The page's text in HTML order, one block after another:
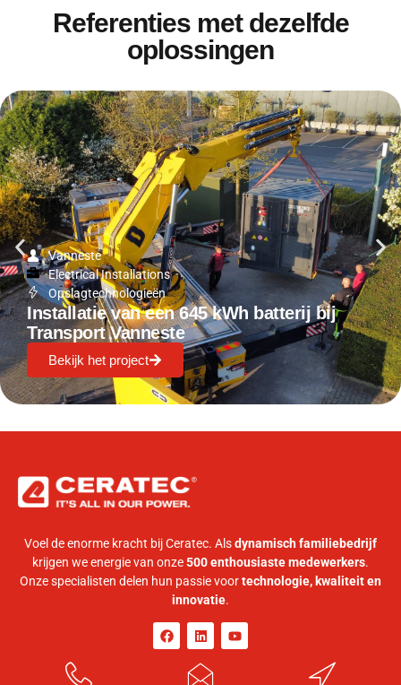
Referenties met dezelfde
oplossingen
Vanneste
Electrical Installations
Opslagtechnologieën
Installatie van een 645 kWh batterij bij
Transport Vanneste
Bekijk het project
Voel de enorme kracht bij Ceratec. Alsdynamisch familiebedrijf
krijgen we energie van onze500 enthousiaste medewerkers.
Onze specialisten delen hun passie voortechnologie, kwaliteit en
innovatie.